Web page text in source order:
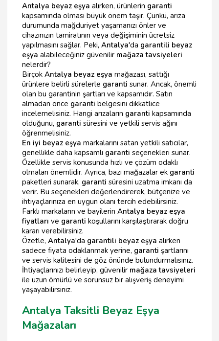
Antalya beyaz eşya alırken, ürünlerin garanti
kapsamında olması büyük önem taşır. Çünkü, arıza
durumunda mağduriyet yaşamanızı önler ve
cihazınızın tamiratının veya değişiminin ücretsiz
yapılmasını sağlar. Peki, Antalya'da garantili beyaz
eşya alabileceğiniz güvenilir mağaza tavsiyeleri
nelerdir?
Birçok Antalya beyaz eşya mağazası, sattığı
ürünlere belirli sürelerle garanti sunar. Ancak, önemli
olan bu garantinin şartları ve kapsamıdır. Satın
almadan önce garanti belgesini dikkatlice
incelemelisiniz. Hangi arızaların garanti kapsamında
olduğunu, garanti süresini ve yetkili servis ağını
öğrenmelisiniz.
En iyi beyaz eşya markalarını satan yetkili satıcılar,
genellikle daha kapsamlı garanti seçenekleri sunar.
Özellikle servis konusunda hızlı ve çözüm odaklı
olmaları önemlidir. Ayrıca, bazı mağazalar ek garanti
paketleri sunarak, garanti süresini uzatma imkanı da
verir. Bu seçenekleri değerlendirerek, bütçenize ve
ihtiyaçlarınıza en uygun olanı tercih edebilirsiniz.
Farklı markaların ve bayilerin Antalya beyaz eşya
fiyatları ve garanti koşullarını karşılaştırarak doğru
kararı verebilirsiniz.
Özetle, Antalya'da garantili beyaz eşya alırken
sadece fiyata odaklanmak yerine, garanti şartlarını
ve servis kalitesini de göz önünde bulundurmalısınız.
İhtiyaçlarınızı belirleyip, güvenilir mağaza tavsiyeleri
ile uzun ömürlü ve sorunsuz bir alışveriş deneyimi
yaşayabilirsiniz.
Antalya Taksitli Beyaz Eşya
Mağazaları